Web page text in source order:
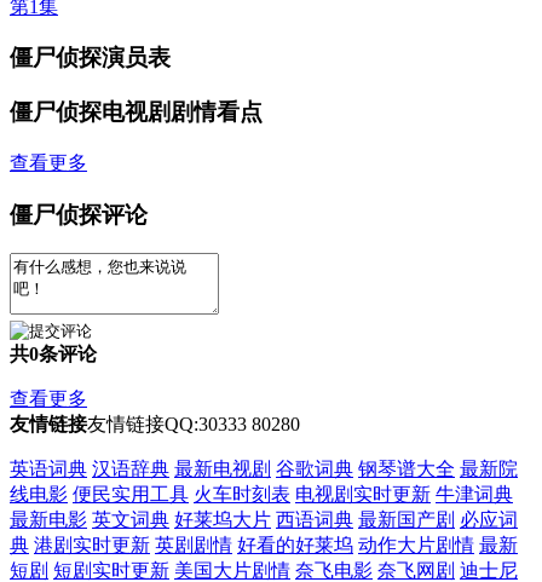
第1集
僵尸侦探演员表
僵尸侦探电视剧剧情看点
查看更多
僵尸侦探评论
共0条评论
查看更多
友情链接友情链接QQ:30333 80280
英语词典 汉语辞典 最新电视剧 谷歌词典 钢琴谱大全 最新院
线电影 便民实用工具 火车时刻表 电视剧实时更新 牛津词典
最新电影 英文词典 好莱坞大片 西语词典 最新国产剧 必应词
典 港剧实时更新 英剧剧情 好看的好莱坞 动作大片剧情 最新
短剧 短剧实时更新 美国大片剧情 奈飞电影 奈飞网剧 迪士尼